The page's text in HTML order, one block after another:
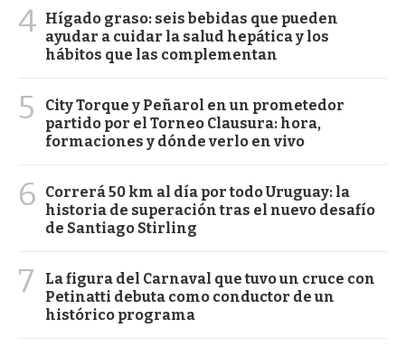
4 Hígado graso: seis bebidas que pueden
ayudar a cuidar la salud hepática y los
hábitos que las complementan
5
City Torque y Peñarol en un prometedor
partido por el Torneo Clausura: hora,
formaciones y dónde verlo en vivo
6
Correrá 50 km al día por todo Uruguay: la
historia de superación tras el nuevo desafío
de Santiago Stirling
7
La figura del Carnaval que tuvo un cruce con
Petinatti debuta como conductor de un
histórico programa